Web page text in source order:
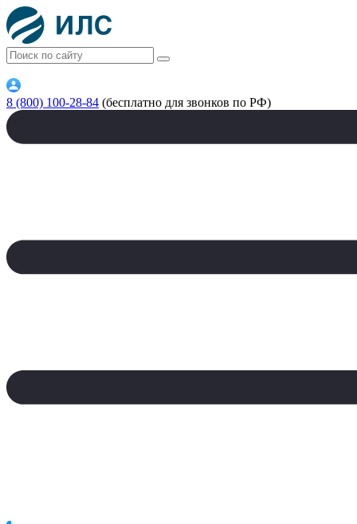
8 (800) 100-28-84 (бесплатно для звонков по РФ)